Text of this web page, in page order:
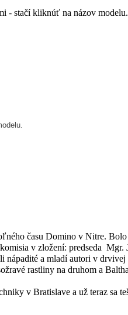
- stačí kliknúť na názov modelu.
času Domino v Nitre.
v zložení: predseda
a mladí autori v
rastliny na druhom a
v Bratislave a už teraz sa